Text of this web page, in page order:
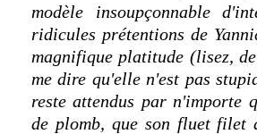
modèle insoupçonnable
ridicules prétentions de
magnifique platitude (lisez,
me dire qu'elle n'est pas
reste attendus par n'importe
de plomb, que son fluet filet